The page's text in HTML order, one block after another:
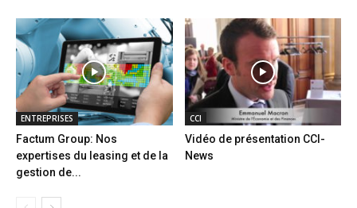
ENTREPRISES
Factum Group: Nos
expertises du leasing et de la
gestion de...
CCI
Vidéo de présentation CCI-
News